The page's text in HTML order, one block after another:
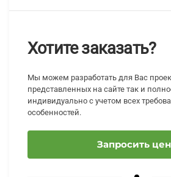
Хотите заказать?
Мы можем разработать для Вас
представленных на сайте так и
индивидуально с учетом всех
особенностей.
Запросить